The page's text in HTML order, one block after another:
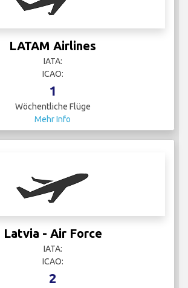
LATAM Airlines
IATA:
ICAO:
1
Wöchentliche Flüge
Mehr Info
Latvia - Air Force
IATA:
ICAO:
2